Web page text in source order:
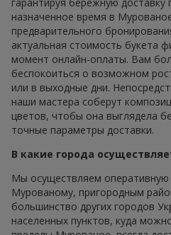
назначенное время в
предварительного
актуальная стоимость букета
момент онлайн-оплаты. Вам
беспокоиться о возможном
или в выходные дни.
наши мастера соберут
цветов, чтобы она выглядела
точные параметры доставки.
В какие города
Мы осуществляем оперативную
Мурованому, пригородным
большинство других городов
населенных пунктов, куда